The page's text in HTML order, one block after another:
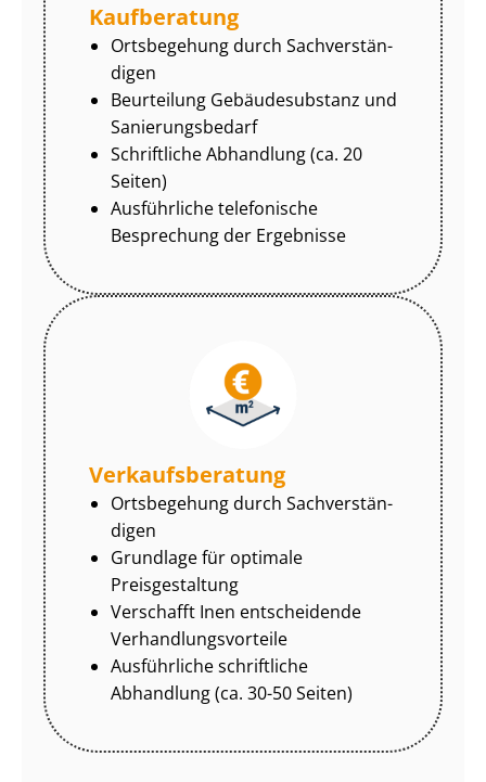
Kaufberatung
Ortsbegehung durch Sach­ver­stän­
di­gen
Beurteilung Gebäudesubstanz und
Sa­nie­rungs­be­darf
Schriftliche Abhandlung (ca. 20
Seiten)
Ausführliche telefonische
Besprechung der Ergebnisse
Ver­kaufs­be­ra­tung
Ortsbegehung durch Sach­ver­stän­
di­gen
Grundlage für optimale
Preisgestaltung
Verschafft Inen entscheidende
Ver­hand­lungs­vor­tei­le
Ausführliche schriftliche
Abhandlung (ca. 30-50 Seiten)